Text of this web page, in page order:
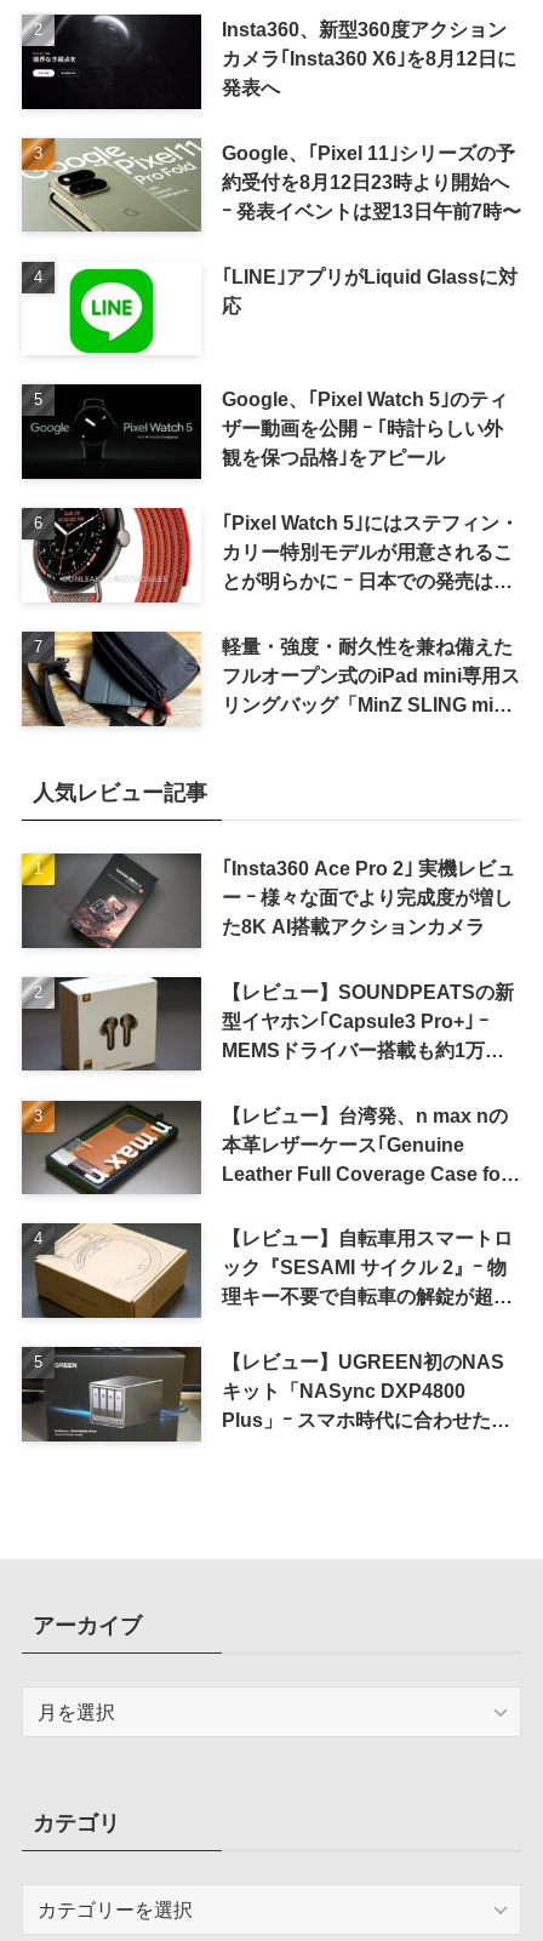
Insta360、新型360度アクション
カメラ｢Insta360 X6｣を8月12日に
発表へ
Google、｢Pixel 11｣シリーズの予
約受付を8月12日23時より開始へ
ｰ 発表イベントは翌13日午前7時〜
｢LINE｣アプリがLiquid Glassに対
応
Google、｢Pixel Watch 5｣のティ
ザー動画を公開 ｰ ｢時計らしい外
観を保つ品格｣をアピール
｢Pixel Watch 5｣にはステフィン・
カリー特別モデルが用意されるこ
とが明らかに ｰ 日本での発売は期
軽量・強度・耐久性を兼ね備えた
フルオープン式のiPad mini専用ス
リングバッグ「MinZ SLING mini
人気レビュー記事
｢Insta360 Ace Pro 2｣ 実機レビュ
ー ｰ 様々な面でより完成度が増し
た8K AI搭載アクションカメラ
【レビュー】SOUNDPEATSの新
型イヤホン｢Capsule3 Pro+｣ ｰ
MEMSドライバー搭載も約1万円
【レビュー】台湾発、n max nの
本革レザーケース｢Genuine
Leather Full Coverage Case for
【レビュー】自転車用スマートロ
ック『SESAMI サイクル 2』ｰ 物
理キー不要で自転車の解錠が超簡
【レビュー】UGREEN初のNAS
キット「NASync DXP4800
Plus」ｰ スマホ時代に合わせた設
アーカイブ
ブカテゴリ